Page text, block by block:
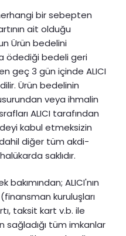
bir sebepten
ait olduğu
Ürün bedelini
ödediği bedeli geri
geç 3 gün içinde ALICI
Ürün bedelinin
veya ihmalin
ALICI tarafından
kabul etmeksizin
diğer tüm akdi-
saklıdır.
ALICI'nın
kuruluşları
taksit kart v.b. ile
sağladığı tüm imkanlar